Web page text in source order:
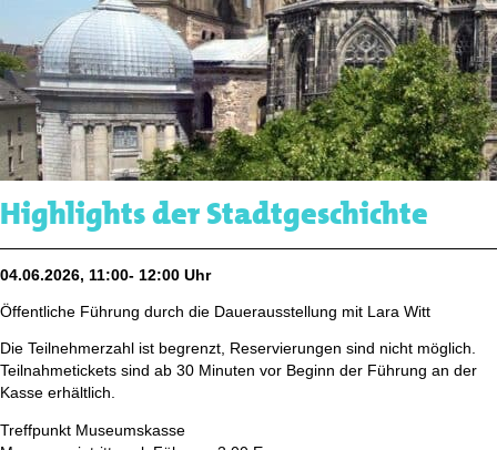
Highlights der Stadtgeschichte
04.06.2026, 11:00- 12:00 Uhr
Öffentliche Führung durch die Dauerausstellung mit Lara Witt
Die Teilnehmerzahl ist begrenzt, Reservierungen sind nicht möglich.
Teilnahmetickets sind ab 30 Minuten vor Beginn der Führung an der
Kasse erhältlich.
Treffpunkt Museumskasse